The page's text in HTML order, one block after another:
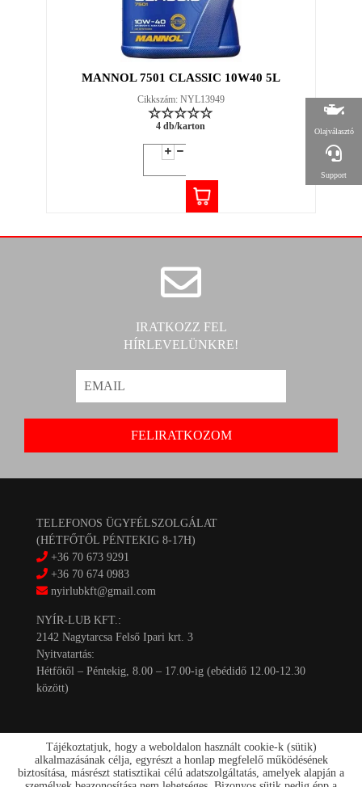
MANNOL 7501 CLASSIC 10W40 5L
Cikkszám: NYL13949
4 db/karton
IRATKOZZ FEL
HÍRLEVELÜNKRE!
TELEFONOS ÜGYFÉLSZOLGÁLAT
(HÉTFŐTŐL PÉNTEKIG 8-17H)
+36 70 673 9291
+36 70 674 0983
nyirlubkft@gmail.com
NYÍR-LUB KFT.:
2142 Nagytarcsa Felső Ipari krt. 3
Nyitvatartás:
Hétfőtől – Péntekig, 8.00 – 17.00-ig (ebédidő 12.00-12.30
között)
Olajválasztó
Support
Tájékoztatjuk, hogy a weboldalon használt cookie-k (sütik)
alkalmazásának célja, egyrészt a honlap megfelelő működésének
biztosítása, másrészt statisztikai célú adatszolgáltatás, amelyek alapján a